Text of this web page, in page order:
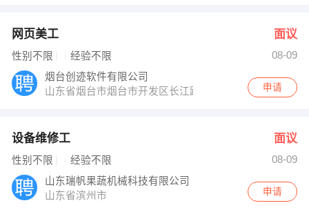
网页美工 面议
性别不限 经验不限
08-09
烟台创迹软件有限公司
山东省烟台市烟台市开发区长江路28号华新国际大厦
申请
设备维修工 面议
性别不限 经验不限
08-09
山东瑞帆果蔬机械科技有限公司
山东省滨州市
申请